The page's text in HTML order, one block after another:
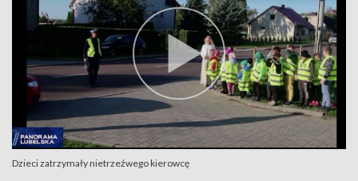
Dzieci zatrzymały nietrzeźwego kierowcę